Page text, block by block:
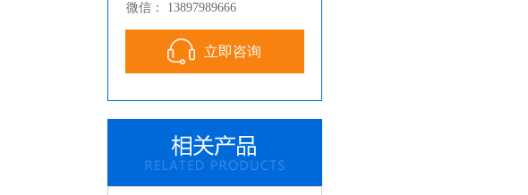
微信： 13897989666
立即咨询
液压旋回破碎机